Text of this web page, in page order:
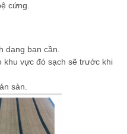
cứng.
dạng bạn cần.
khu vực đó sạch sẽ trước khi
sàn.